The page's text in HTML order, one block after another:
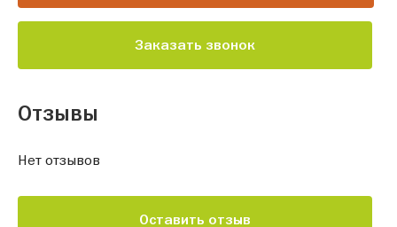
Заказать звонок
Отзывы
Нет отзывов
Оставить отзыв